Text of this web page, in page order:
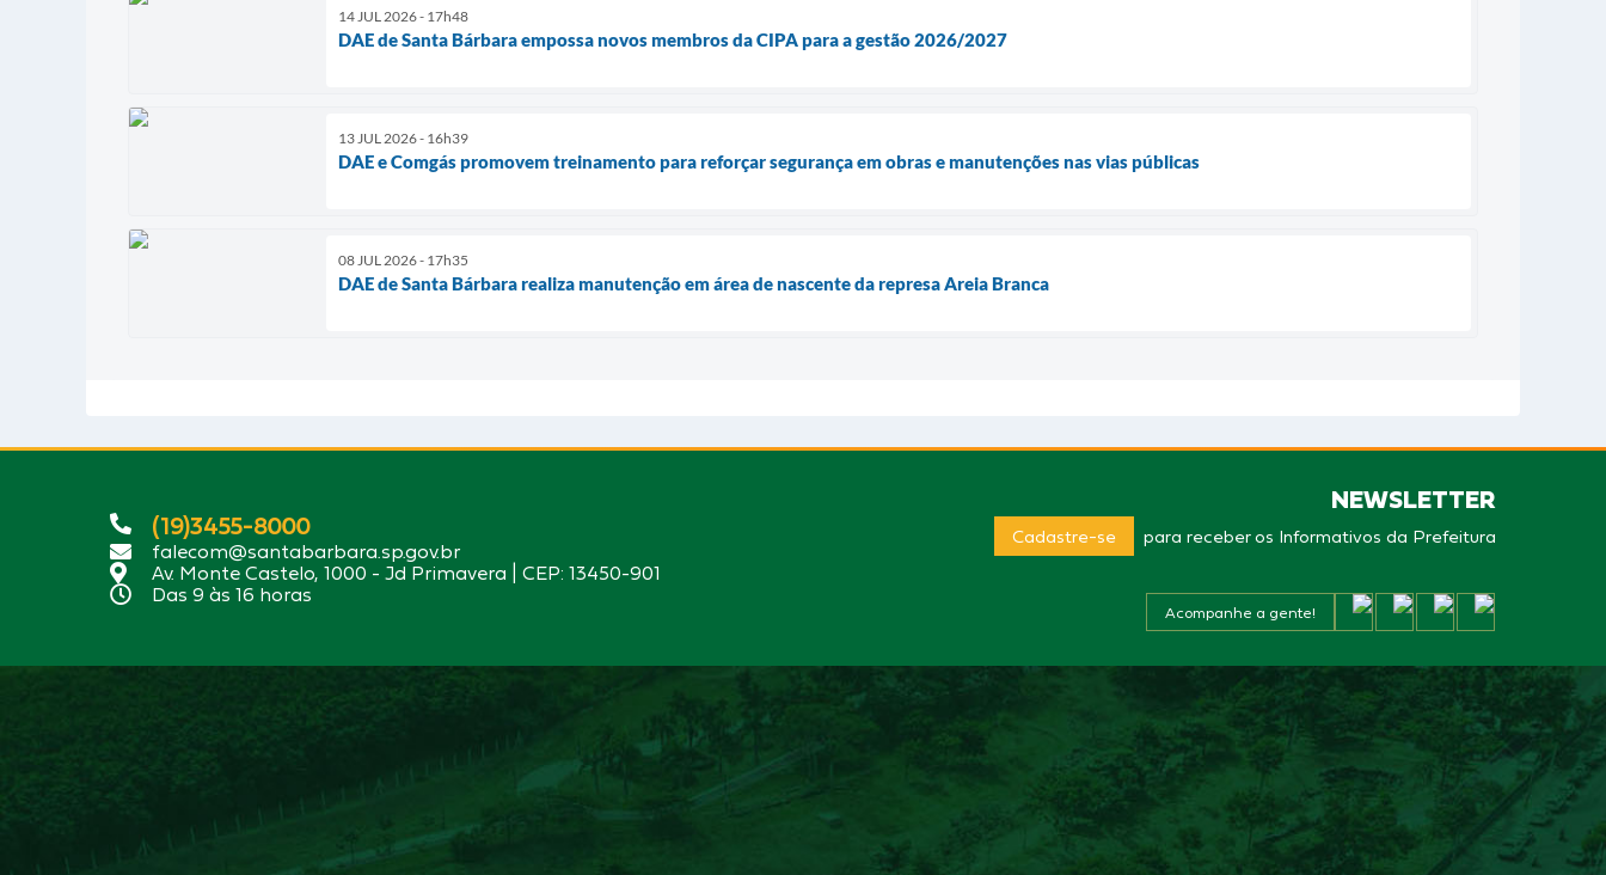
14 JUL 2026 - 17h48
DAE de Santa Bárbara empossa novos membros da CIPA para a gestão 2026/2027
13 JUL 2026 - 16h39
DAE e Comgás promovem treinamento para reforçar segurança em obras e manutenções nas vias públicas
08 JUL 2026 - 17h35
DAE de Santa Bárbara realiza manutenção em área de nascente da represa Areia Branca
(19)3455-8000
falecom@santabarbara.sp.gov.br
Av. Monte Castelo, 1000 - Jd Primavera | CEP: 13450-901
Das 9 às 16 horas
NEWSLETTER
Cadastre-se para receber os Informativos da Prefeitura
Acompanhe a gente!